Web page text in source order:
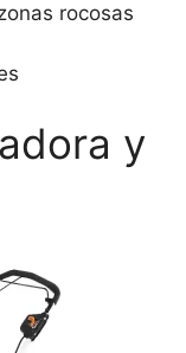
rocosas
y